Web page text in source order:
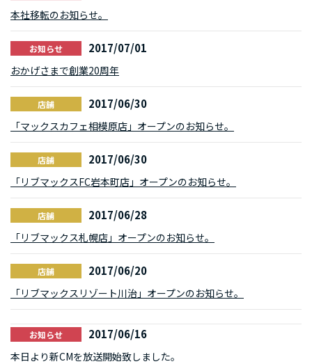
本社移転のお知らせ。
お知らせ 2017/07/01
おかげさまで創業20周年
店舗 2017/06/30
「マックスカフェ相模原店」オープンのお知らせ。
店舗 2017/06/30
「リブマックスFC岩本町店」オープンのお知らせ。
店舗 2017/06/28
「リブマックス札幌店」オープンのお知らせ。
店舗 2017/06/20
「リブマックスリゾート川治」オープンのお知らせ。
お知らせ 2017/06/16
本日より新CMを放送開始致しました。